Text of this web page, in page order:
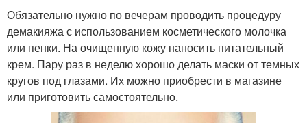
Обязательно нужно по вечерам проводить процедуру
демакияжа с использованием косметического молочка
или пенки. На очищенную кожу наносить питательный
крем. Пару раз в неделю хорошо делать маски от темных
кругов под глазами. Их можно приобрести в магазине
или приготовить самостоятельно.